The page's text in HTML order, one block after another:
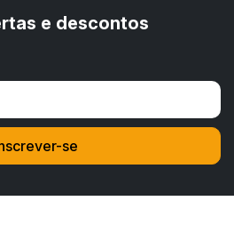
e descontos